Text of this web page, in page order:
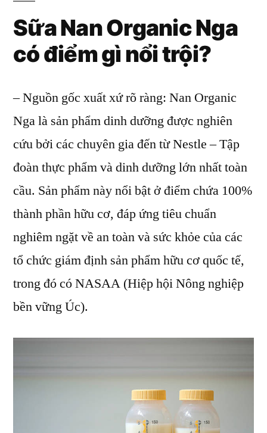
Sữa Nan Organic Nga
có điểm gì nổi trội?
– Nguồn gốc xuất xứ rõ ràng: Nan Organic
Nga là sản phẩm dinh dưỡng được nghiên
cứu bởi các chuyên gia đến từ Nestle – Tập
đoàn thực phẩm và dinh dưỡng lớn nhất toàn
cầu. Sản phẩm này nổi bật ở điểm chứa 100%
thành phần hữu cơ, đáp ứng tiêu chuẩn
nghiêm ngặt về an toàn và sức khỏe của các
tổ chức giám định sản phẩm hữu cơ quốc tế,
trong đó có NASAA (Hiệp hội Nông nghiệp
bền vững Úc).